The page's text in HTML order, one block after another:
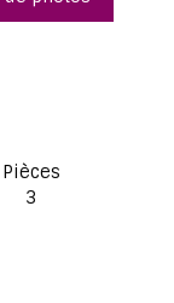
Pièces
3